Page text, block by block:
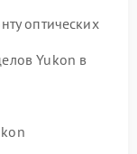
оптических
Yukon в